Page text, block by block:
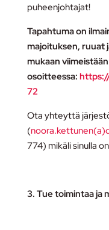
puheenjohtajat!
Tapahtuma on
majoituksen, ruuat
mukaan viimeistään
osoitteessa:
72
Ota yhteyttä
(
774) mikäli sinulla
3. Tue toimintaa ja